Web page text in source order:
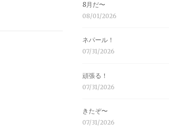
8月だ〜
08/01/2026
ネパール！
07/31/2026
頑張る！
07/31/2026
きたぞ〜
07/31/2026